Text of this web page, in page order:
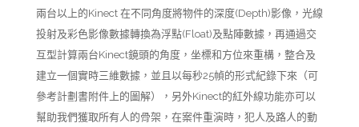
兩台以上的Kinect 在不同角度將物件的深度(Depth)影像，光線
投射及彩色影像數據轉換為浮點(Float)及點陣數據，再通過交
互型計算兩台Kinect鏡頭的角度，坐標和方位來重構，整合及
建立一個實時三維數據，並且以每秒25幀的形式紀錄下來（可
參考計劃書附件上的圖解），另外Kinect的紅外線功能亦可以
幫助我們獲取所有人的骨架，在案件重演時，犯人及路人的動